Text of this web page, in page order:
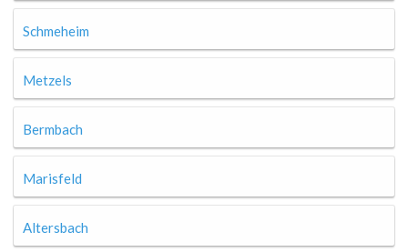
Schmeheim
Metzels
Bermbach
Marisfeld
Altersbach